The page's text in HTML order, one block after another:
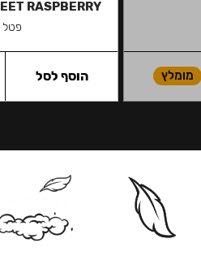
מומלץ
RASPBERRY
פטל
הוסף לסל